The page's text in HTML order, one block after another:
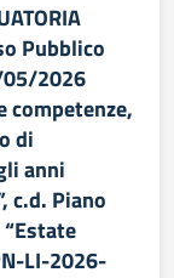
Pubblico
05/2026
competenze,
di
anni
c.d. Piano
LI-2026-